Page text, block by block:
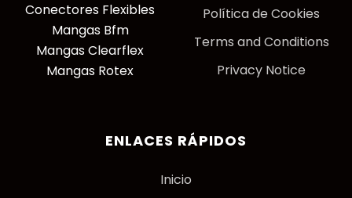
Conectores Flexibles
Mangas Bfm
Mangas Clearflex
Mangas Rotex
Política de Cookies
Terms and Conditions
Privacy Notice
ENLACES RÁPIDOS
Inicio